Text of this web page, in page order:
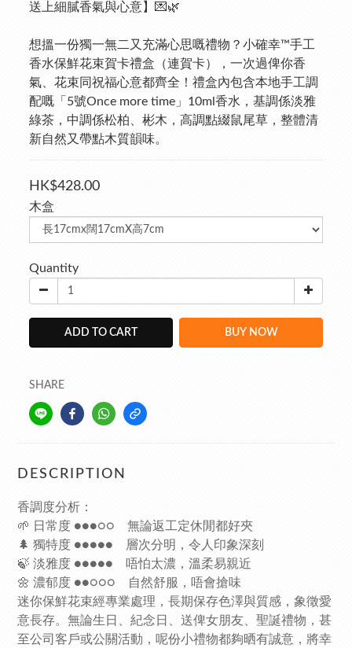
送上細膩香氣與心意】💌🌿
想搵一份獨一無二又充滿心思嘅禮物？小確幸™手工
香水保鮮花束賀卡禮盒（連賀卡），一次過俾你香
氣、花束同祝福心意都齊全！禮盒內包含本地手工調
配嘅「5號Once more time」10ml香水，基調係淡雅
綠茶，中調係松柏、彬木，高調點綴鼠尾草，整體清
新自然又帶點木質韻味。
HK$428.00
木盒
Quantity
ADD TO CART BUY NOW
SHARE
DESCRIPTION
香調度分析：
🌱 日常度 ●●●○○ 無論返工定休閒都好夾
🌲 獨特度 ●●●●● 層次分明，令人印象深刻
🍃 淡雅度 ●●●●● 唔怕太濃，溫柔易親近
🌼 濃郁度 ●●○○○ 自然舒服，唔會搶味
迷你保鮮花束經專業處理，長期保存色澤與質感，象徵愛
意長存。無論生日、紀念日、送俾女朋友、聖誕禮物，甚
至公司客戶或公關活動，呢份小禮物都夠晒有誠意，將幸